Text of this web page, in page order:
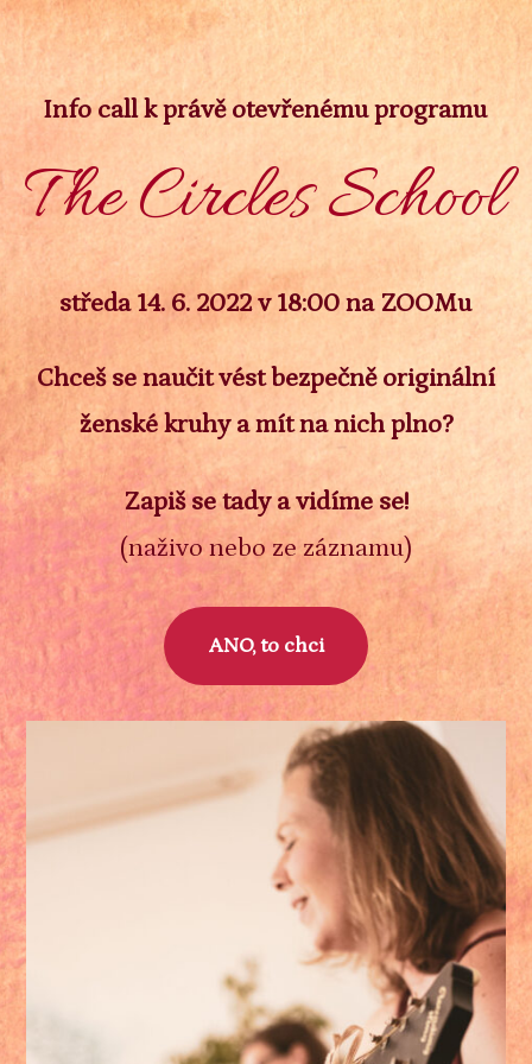
Info call k právě otevřenému programu
The Circles School
středa 14. 6. 2022 v 18:00 na ZOOMu
Chceš se naučit vést bezpečně originální
ženské kruhy a mít na nich plno?
Zapiš se tady a vidíme se!
(naživo nebo ze záznamu)
ANO, to chci